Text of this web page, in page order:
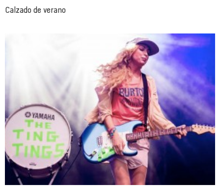
Calzado de verano